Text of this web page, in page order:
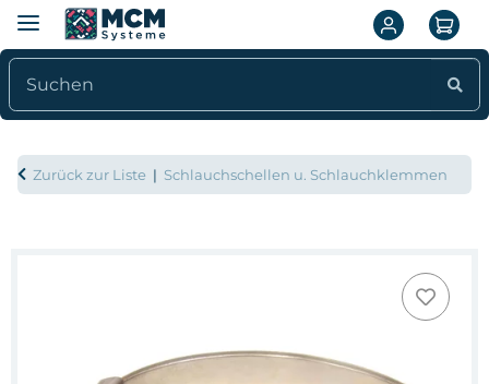
Zurück zur Liste Schlauchschellen u. Schlauchklemmen